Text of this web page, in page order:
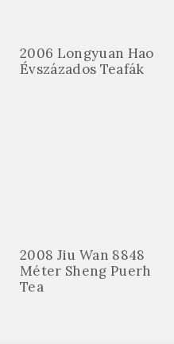
2006 Longyuan Hao
Évszázados Teafák
2008 Jiu Wan 8848
Méter Sheng Puerh
Tea